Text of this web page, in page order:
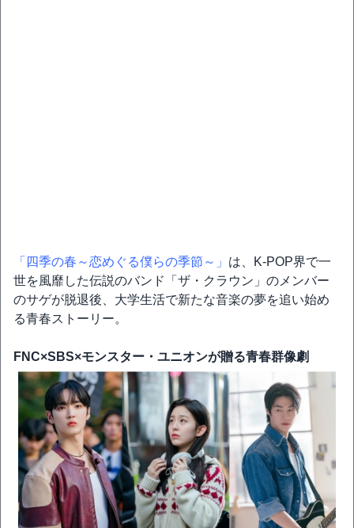
「四季の春～恋めぐる僕らの季節～」 は、K-POP界で一
世を風靡した伝説のバンド「ザ・クラウン」のメンバー
のサゲが脱退後、大学生活で新たな音楽の夢を追い始め
る青春ストーリー。
FNC×SBS×モンスター・ユニオンが贈る青春群像劇